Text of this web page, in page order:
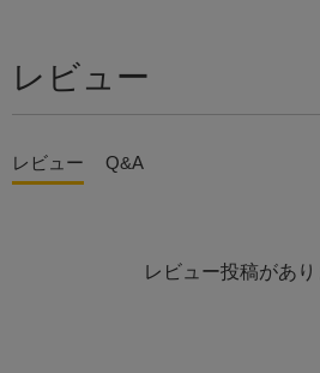
レビュー
レビュー Q&A
レビュー投稿があり